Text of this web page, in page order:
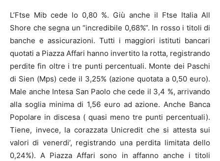
L’Ftse Mib cede lo 0,80 %. Giù anche il Ftse Italia All
Shore che segna un “incredibile 0,68%”. In rosso i titoli di
banche e assicurazioni. Tutti i maggiori istituti bancari
quotati a Piazza Affari hanno invertito la rotta, registrando
perdite fin oltre i tre punti percentuali. Monte dei Paschi
di Sien (Mps) cede il 3,25% (azione quotata a 0,50 euro).
Male anche Intesa San Paolo che cede il 3,4 %, arrivando
alla soglia minima di 1,56 euro ad azione. Anche Banca
Popolare in discesa ( quasi meno tre punti percentuali).
Tiene, invece, la corazzata Unicredit che si attesta sui
valori di venerdi’, registrando una perdita limitata dello
0,24%). A Piazza Affari sono in affanno anche i titoli